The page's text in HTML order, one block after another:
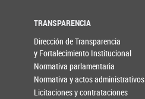
TRANSPARENCIA
Dirección de Transparencia
y Fortalecimiento Institucional
Normativa parlamentaria
Normativa y actos administrativos
Licitaciones y contrataciones